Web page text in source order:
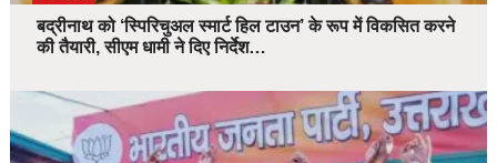
बद्रीनाथ को ‘स्पिरिचुअल स्मार्ट हिल टाउन’ के रूप में विकसित करने
की तैयारी, सीएम धामी ने दिए निर्देश…